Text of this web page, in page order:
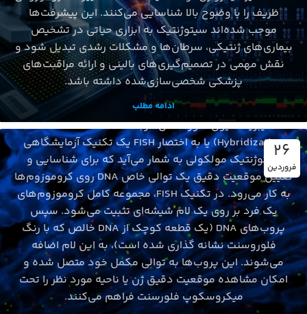
ظریف را با وضوح بالا شناسایی می‌کنند. این پیشرفت‌ها
موجب شده‌اند سیتوژنتیک به ابزاری حیاتی در تشخیص
بیماری‌های ژنتیکی، سرطان‌ها و مشکلات رشدی تبدیل شود و
نقش مهمی در تصمیم‌گیری‌های بالینی و ارائه مراقبت‌های
پزشکی شخصی‌سازی‌شده داشته باشد.
ادامه مطلب
26
فروردین
سیتوژنتیک
تکنیک FISH چیست؟ معرفی کامل به زبان ساده
شکوفه دلخواهی
هیبریداسیون فلورسانس درجا (Fluorescence In Situ
Hybridization) یا به اختصار FISH یک تکنیک آزمایشگاهی
سیتوژنتیک مولکولی به شمار می‌آید که برای شناسایی و
تعیین موقعیت دقیق یک توالی خاص DNA روی کروموزوم‌ها
به کار می‌رود. در تکنیک FISH، مجموعه کامل کروموزوم‌های
یک فرد بر روی یک لام شیشه‌ای تثبیت می‌شود. سپس
پروب‌های DNA (یک قطعه کوچک از DNA خالص که با رنگ
فلوروسنت نشانه‌ گذاری شده است)، به این لام اضافه
می‌شوند. این پروب‌ها به توالی مکمل خود متصل شده و
امکان مشاهده موقعیت دقیق ژن یا ناحیه مورد نظر را تحت
میکروسکوپ فلورسنت فراهم می‌کنند.